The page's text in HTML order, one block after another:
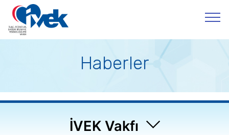
Haberler
İVEK Vakfı